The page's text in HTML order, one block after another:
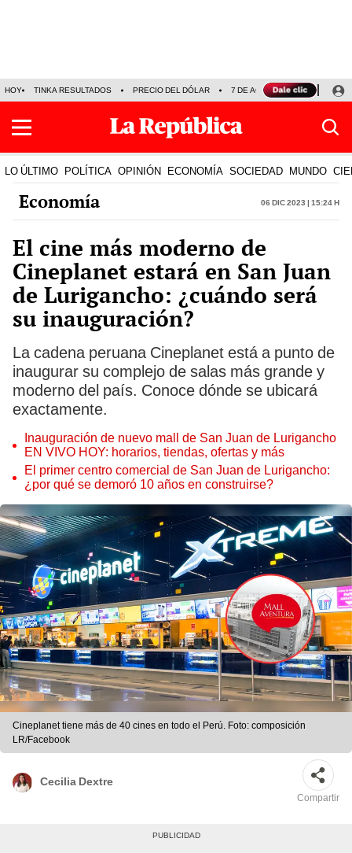
HOY TINKA RESULTADOS PRECIO DEL DÓLAR 7 DE AGOSTO OLLANTA
LO ÚLTIMO POLÍTICA OPINIÓN ECONOMÍA SOCIEDAD MUNDO
Economía 06 Dic 2023 | 15:24 h
El cine más moderno de
Cineplanet estará en San Juan
de Lurigancho: ¿cuándo será
su inauguración?
La cadena peruana Cineplanet está a punto de
inaugurar su complejo de salas más grande y
moderno del país. Conoce dónde se ubicará
exactamente.
Inauguración de nuevo mall de San Juan de Lurigancho
EN VIVO HOY: horarios, tiendas, ofertas y más
El primer centro comercial de San Juan de Lurigancho:
¿por qué se demoró 10 años en construirse?
Cineplanet tiene más de 40 cines en todo el Perú. Foto: composición
LR/Facebook
Cecilia Dextre
Compartir